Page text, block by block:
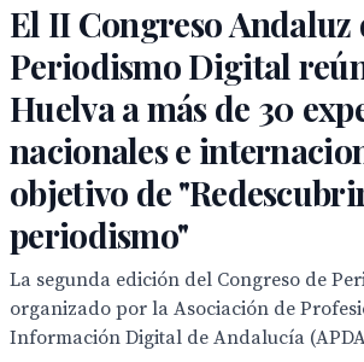
El II Congreso Andaluz
Periodismo Digital
Huelva a más de 30
nacionales e
objetivo de
periodismo"
La segunda edición del Congreso de
organizado por la Asociación de
Información Digital de Andalucía